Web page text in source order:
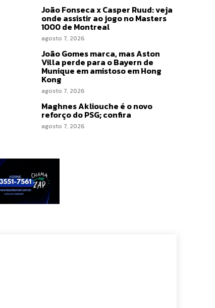
João Fonseca x Casper Ruud: veja
onde assistir ao jogo no Masters
1000 de Montreal
agosto 7, 2026
João Gomes marca, mas Aston
Villa perde para o Bayern de
Munique em amistoso em Hong
Kong
agosto 7, 2026
Maghnes Akliouche é o novo
reforço do PSG; confira
agosto 7, 2026